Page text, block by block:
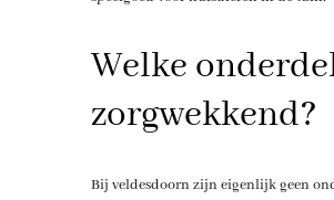
Welke
zorgwekkend?
Bij veldesdoorn zijn eigenlijk geen